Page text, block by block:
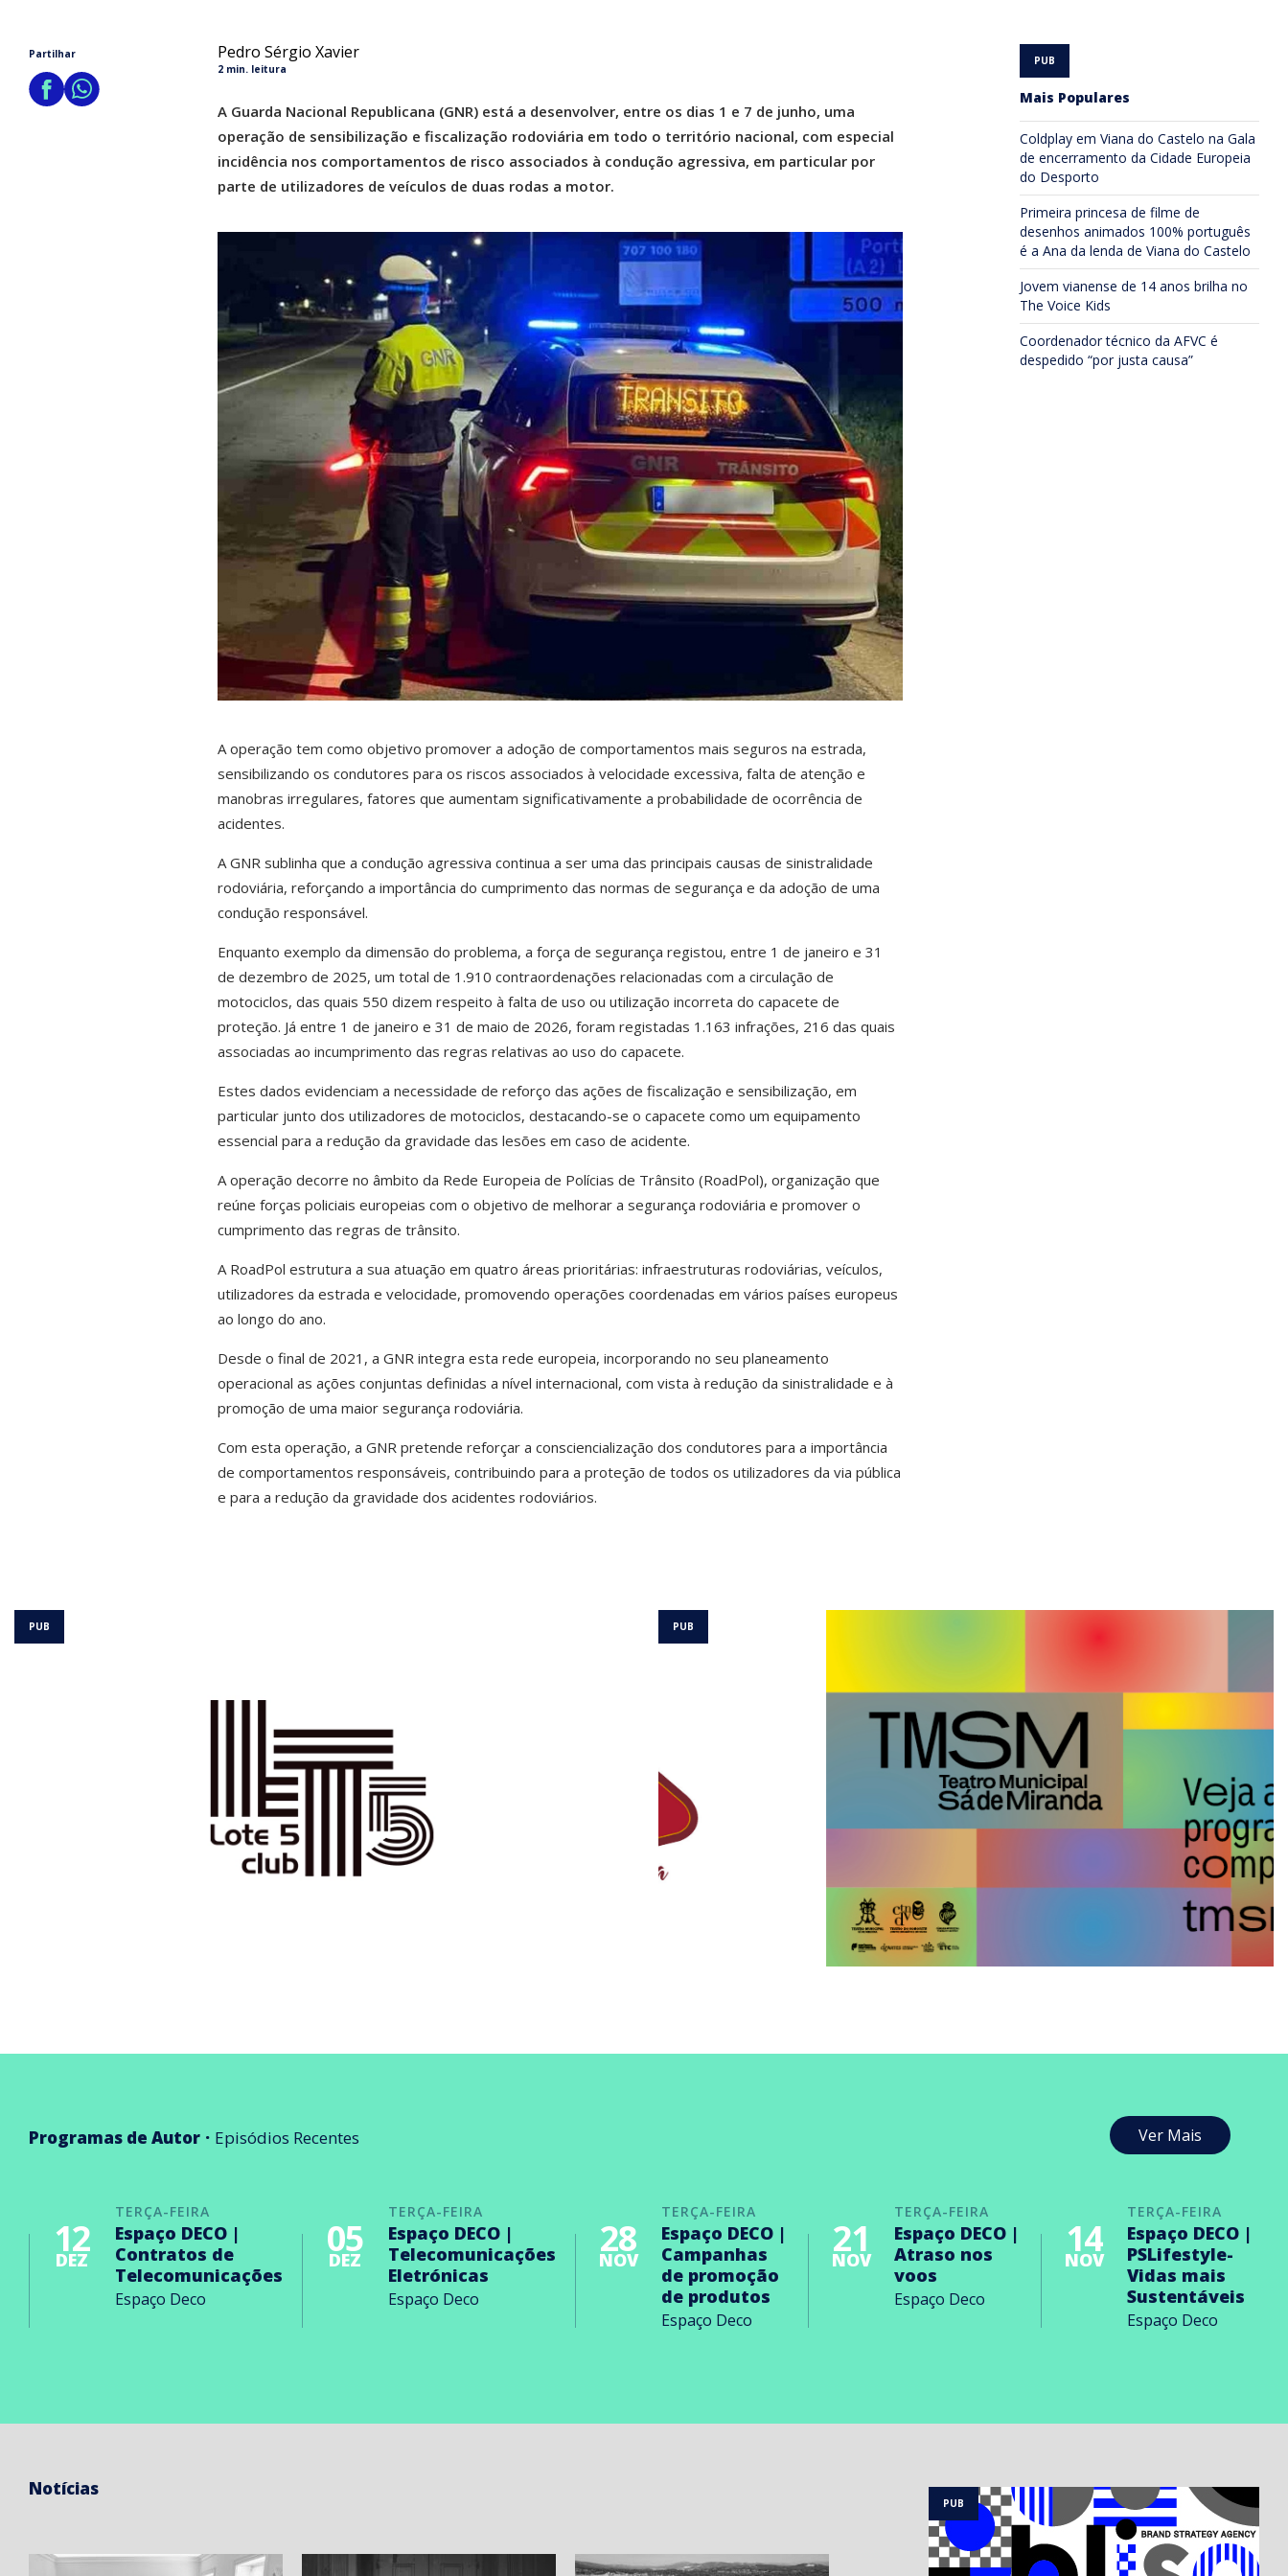
Partilhar Pedro Sérgio Xavier
2 min. leitura
A Guarda Nacional Republicana (GNR) está a desenvolver, entre os dias 1 e 7 de junho, uma
operação de sensibilização e fiscalização rodoviária em todo o território nacional, com especial
incidência nos comportamentos de risco associados à condução agressiva, em particular por
parte de utilizadores de veículos de duas rodas a motor.
A operação tem como objetivo promover a adoção de comportamentos mais seguros na estrada,
sensibilizando os condutores para os riscos associados à velocidade excessiva, falta de atenção e
manobras irregulares, fatores que aumentam significativamente a probabilidade de ocorrência de
acidentes.
A GNR sublinha que a condução agressiva continua a ser uma das principais causas de sinistralidade
rodoviária, reforçando a importância do cumprimento das normas de segurança e da adoção de uma
condução responsável.
Enquanto exemplo da dimensão do problema, a força de segurança registou, entre 1 de janeiro e 31
de dezembro de 2025, um total de 1.910 contraordenações relacionadas com a circulação de
motociclos, das quais 550 dizem respeito à falta de uso ou utilização incorreta do capacete de
proteção. Já entre 1 de janeiro e 31 de maio de 2026, foram registadas 1.163 infrações, 216 das quais
associadas ao incumprimento das regras relativas ao uso do capacete.
Estes dados evidenciam a necessidade de reforço das ações de fiscalização e sensibilização, em
particular junto dos utilizadores de motociclos, destacando-se o capacete como um equipamento
essencial para a redução da gravidade das lesões em caso de acidente.
A operação decorre no âmbito da Rede Europeia de Polícias de Trânsito (RoadPol), organização que
reúne forças policiais europeias com o objetivo de melhorar a segurança rodoviária e promover o
cumprimento das regras de trânsito.
A RoadPol estrutura a sua atuação em quatro áreas prioritárias: infraestruturas rodoviárias, veículos,
utilizadores da estrada e velocidade, promovendo operações coordenadas em vários países europeus
ao longo do ano.
Desde o final de 2021, a GNR integra esta rede europeia, incorporando no seu planeamento
operacional as ações conjuntas definidas a nível internacional, com vista à redução da sinistralidade e à
promoção de uma maior segurança rodoviária.
Com esta operação, a GNR pretende reforçar a consciencialização dos condutores para a importância
de comportamentos responsáveis, contribuindo para a proteção de todos os utilizadores da via pública
e para a redução da gravidade dos acidentes rodoviários.
Mais Populares
Coldplay em Viana do Castelo na Gala
de encerramento da Cidade Europeia
do Desporto
Primeira princesa de filme de
desenhos animados 100% português
é a Ana da lenda de Viana do Castelo
Jovem vianense de 14 anos brilha no
The Voice Kids
Coordenador técnico da AFVC é
despedido “por justa causa”
Programas de Autor Episódios Recentes Ver Mais
TERÇA-FEIRA
12
DEZ
Espaço DECO |
Contratos de
Telecomunicações
Espaço Deco
TERÇA-FEIRA
05
DEZ
Espaço DECO |
Telecomunicações
Eletrónicas
Espaço Deco
TERÇA-FEIRA
28
NOV
Espaço DECO |
Campanhas
de promoção
de produtos
Espaço Deco
TERÇA-FEIRA
21
NOV
Espaço DECO |
Atraso nos
voos
Espaço Deco
TERÇA-FEIRA
14
NOV
Espaço DECO |
PSLifestyle-
Vidas mais
Sustentáveis
Espaço Deco
Notícias